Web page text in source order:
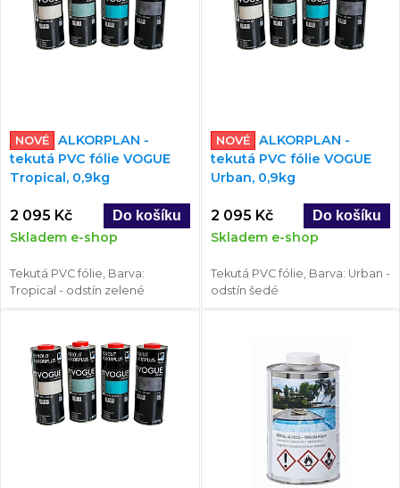
NOVÉ
ALKORPLAN -
tekutá PVC fólie VOGUE
Tropical, 0,9kg
2 095 Kč
Skladem e-shop
Tekutá PVC fólie, Barva:
Tropical - odstín zelené
NOVÉ
ALKORPLAN -
tekutá PVC fólie VOGUE
Urban, 0,9kg
2 095 Kč
Skladem e-shop
Tekutá PVC fólie, Barva: Urban -
odstín šedé